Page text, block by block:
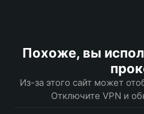
Похоже, вы
Из-за этого сайт может
Отключите VPN и